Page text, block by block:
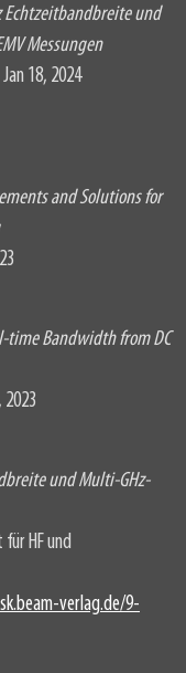
Echtzeitbandbreite und
Messungen
18, 2024
and Solutions for
time Bandwidth from DC
2023
und Multi-GHz-
HF und
verlag.de/9-